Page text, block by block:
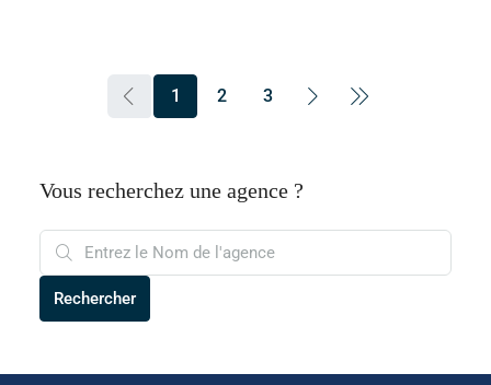
1 2 3
Vous recherchez une agence ?
Rechercher